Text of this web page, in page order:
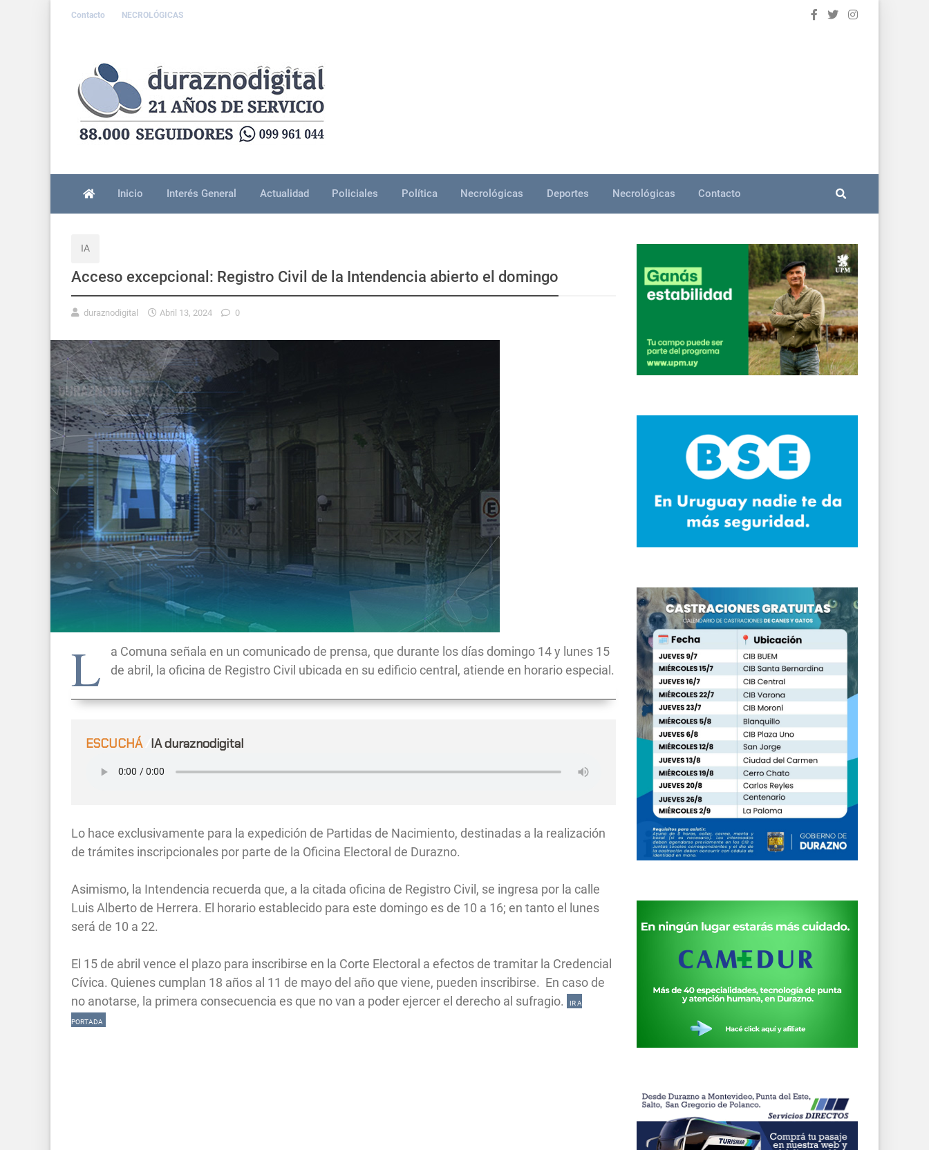
Contacto NECROLÓGICAS
Inicio Interés General Actualidad Policiales Política Necrológicas Deportes Necrológicas Contacto
IA
Acceso excepcional: Registro Civil de la Intendencia abierto el domingo
duraznodigital Abril 13, 2024 0
L
a Comuna señala en un comunicado de prensa, que durante los días domingo 14 y lunes 15
de abril, la oficina de Registro Civil ubicada en su edificio central, atiende en horario especial.
ESCUCHÁ IA duraznodigital
Lo hace exclusivamente para la expedición de Partidas de Nacimiento, destinadas a la realización
de trámites inscripcionales por parte de la Oficina Electoral de Durazno.
Asimismo, la Intendencia recuerda que, a la citada oficina de Registro Civil, se ingresa por la calle
Luis Alberto de Herrera. El horario establecido para este domingo es de 10 a 16; en tanto el lunes
será de 10 a 22.
El 15 de abril vence el plazo para inscribirse en la Corte Electoral a efectos de tramitar la Credencial
Cívica. Quienes cumplan 18 años al 11 de mayo del año que viene, pueden inscribirse. En caso de
no anotarse, la primera consecuencia es que no van a poder ejercer el derecho al sufragio.
IR A
PORTADA